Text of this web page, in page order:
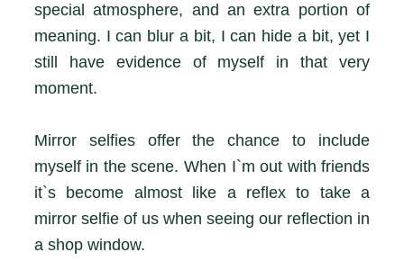
special atmosphere, and an extra portion of
meaning. I can blur a bit, I can hide a bit, yet I
still have evidence of myself in that very
moment.
Mirror selfies offer the chance to include
myself in the scene. When I`m out with friends
it`s become almost like a reflex to take a
mirror selfie of us when seeing our reflection in
a shop window.